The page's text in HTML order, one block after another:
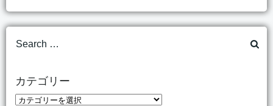
Search
for:
カテゴリー
カ